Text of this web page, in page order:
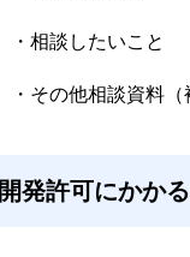
・相談したいこと
・その他相談資料（
開発許可にかか